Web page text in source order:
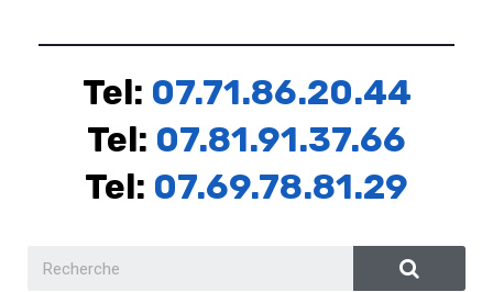
Tel: 07.71.86.20.44
Tel: 07.81.91.37.66
Tel: 07.69.78.81.29